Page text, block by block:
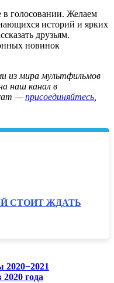
в голосовании. Желаем
историй и ярких
друзьям.
новинок
из мира мультфильмов
наш канал в
— присоединяйтесь,
СТОИТ ЖДАТЬ
года